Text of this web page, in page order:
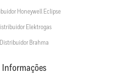
Honeywell Eclipse
Elektrogas
Distribuidor Brahma
Informações